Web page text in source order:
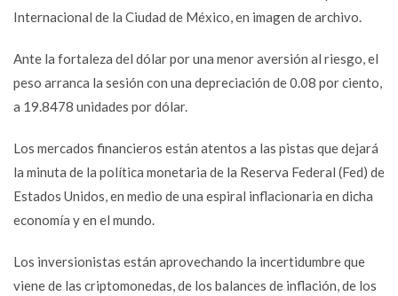
Internacional de la Ciudad de México, en imagen de archivo.
Ante la fortaleza del dólar por una menor aversión al riesgo, el
peso arranca la sesión con una depreciación de 0.08 por ciento,
a 19.8478 unidades por dólar.
Los mercados financieros están atentos a las pistas que dejará
la minuta de la política monetaria de la Reserva Federal (Fed) de
Estados Unidos, en medio de una espiral inflacionaria en dicha
economía y en el mundo.
Los inversionistas están aprovechando la incertidumbre que
viene de las criptomonedas, de los balances de inflación, de los